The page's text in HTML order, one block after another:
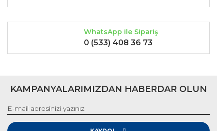
WhatsApp ile Sipariş
0 (533) 408 36 73
KAMPANYALARIMIZDAN HABERDAR OLUN